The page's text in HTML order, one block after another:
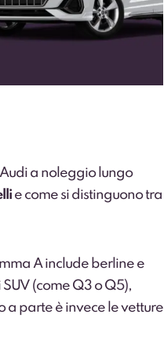
a noleggio lungo
e come si distinguono tra
A include berline e
(come Q3 o Q5),
a parte è invece le vetture